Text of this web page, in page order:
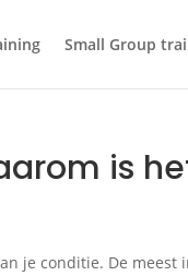
Small Group
is
je conditie. De meest